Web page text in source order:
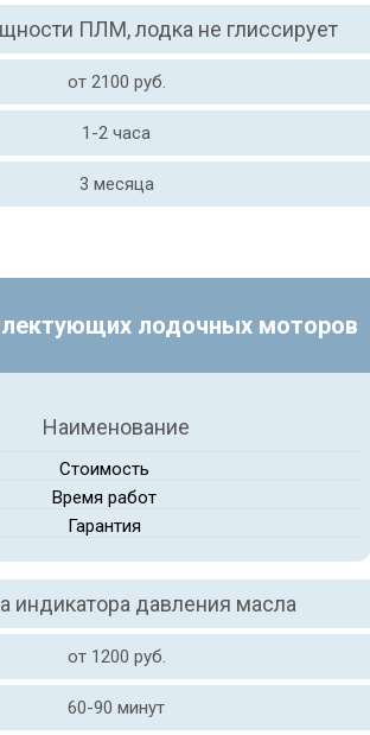
ПЛМ, лодка не глиссирует
от 2100 руб.
1-2 часа
3 месяца
лодочных моторов
Наименование
Стоимость
Время работ
Гарантия
индикатора давления масла
от 1200 руб.
60-90 минут